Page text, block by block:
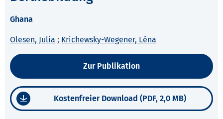
Ghana
Olesen, Julia ; Krichewsky-Wegener, Léna
Zur Publikation
Kostenfreier Download (PDF, 2,0 MB)